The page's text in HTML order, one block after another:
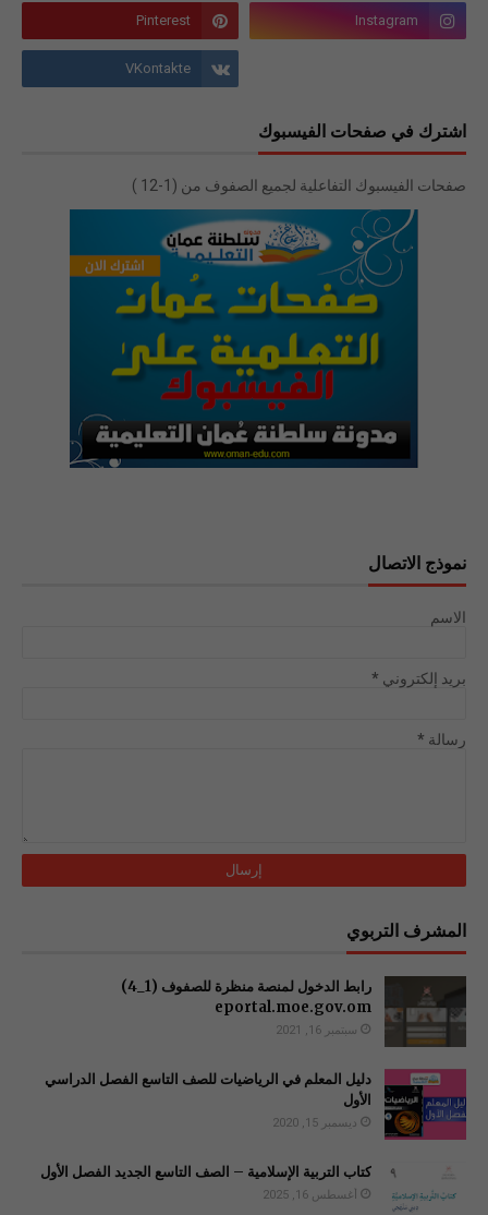
اشترك في صفحات الفيسبوك
صفحات الفيسبوك التفاعلية لجميع الصفوف من (1-12 )
نموذج الاتصال
الاسم
بريد إلكتروني *
رسالة *
المشرف التربوي
رابط الدخول لمنصة منظرة للصفوف (1_4)
سبتمبر 16, 2021
دليل المعلم في الرياضيات للصف التاسع الفصل الدراسي
الأول
ديسمبر 15, 2020
كتاب التربية الإسلامية – الصف التاسع الجديد الفصل الأول
أغسطس 16, 2025